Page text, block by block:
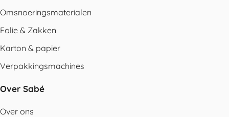
Omsnoeringsmaterialen
Folie & Zakken
Karton & papier
Verpakkingsmachines
Over Sabé
Over ons